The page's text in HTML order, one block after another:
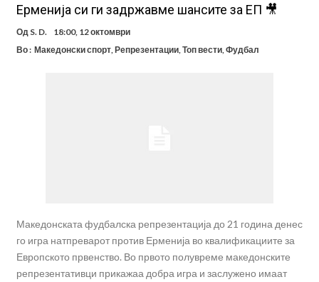
85 милиони евра
Манчестер Сити за 100 милиони евра ја носи сензацијата од СП
Се подготвува фудбалска предавство какво што не е видено од
Ерменија си ги задржавме шансите за ЕП 🎥
Од S. D.
18:00, 12 октомври
Во : Македонски спорт, Репрезентации, Топ вести, Фудбал
Македонската фудбалска репрезентација до 21 година денес
го игра натпреварот против Ерменија во квалификациите за
Европското првенство. Во првото полувреме македонските
репрезентативци прикажаа добра игра и заслужено имаат